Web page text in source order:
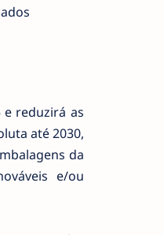
e reduzirá as
até 2030,
da
e/ou